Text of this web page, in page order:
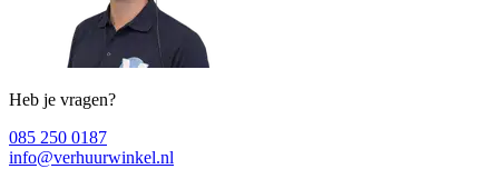
Heb je vragen?
085 250 0187
info@verhuurwinkel.nl